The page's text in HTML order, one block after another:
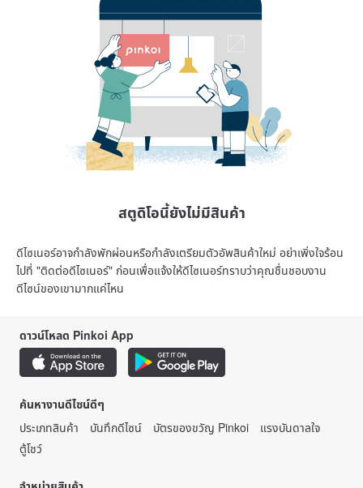
สตูดิโอนี้ยังไม่มีสินค้า
ดีไซเนอร์อาจกำลังพักผ่อนหรือกำลังเตรียมตัวอัพสินค้าใหม่ อย่าเพิ่งใจร้อน
ไปที่ "ติดต่อดีไซเนอร์" ก่อนเพื่อแจ้งให้ดีไซเนอร์ทราบว่าคุณชื่นชอบงาน
ดีไซน์ของเขามากแค่ไหน
ดาวน์โหลด Pinkoi App
ค้นหางานดีไซน์ดีๆ
ประเภทสินค้า
บันทึกดีไซน์ บัตรของขวัญ Pinkoi
แรงบันดาลใจ
ตู้โชว์